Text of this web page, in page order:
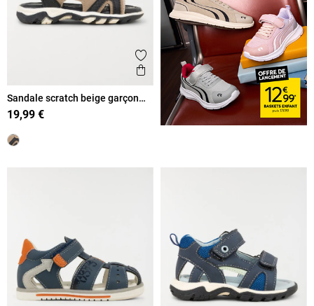
Ajouter aux favoris
Aperçu rapide
Sandale scratch beige garçon
(19-23)
19,99 €